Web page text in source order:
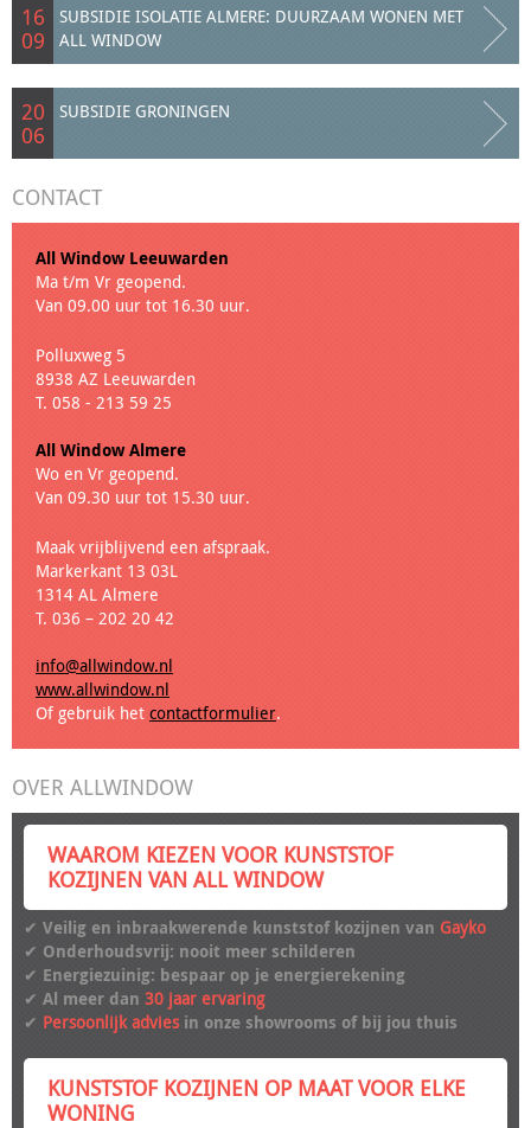
16
09
SUBSIDIE ISOLATIE ALMERE: DUURZAAM WONEN MET
ALL WINDOW
20
06
SUBSIDIE GRONINGEN
CONTACT
All Window Leeuwarden
Ma t/m Vr geopend.
Van 09.00 uur tot 16.30 uur.
Polluxweg 5
8938 AZ Leeuwarden
T. 058 - 213 59 25
All Window Almere
Wo en Vr geopend.
Van 09.30 uur tot 15.30 uur.
Maak vrijblijvend een afspraak.
Markerkant 13 03L
1314 AL Almere
T. 036 – 202 20 42
info@allwindow.nl
www.allwindow.nl
Of gebruik het contactformulier.
OVER ALLWINDOW
WAAROM KIEZEN VOOR KUNSTSTOF
KOZIJNEN VAN ALL WINDOW
✔ Veilig en inbraakwerende kunststof kozijnen van Gayko
✔ Onderhoudsvrij: nooit meer schilderen
✔ Energiezuinig: bespaar op je energierekening
✔ Al meer dan 30 jaar ervaring
✔ Persoonlijk adviesin onze showrooms of bij jou thuis
KUNSTSTOF KOZIJNEN OP MAAT VOOR ELKE
WONING